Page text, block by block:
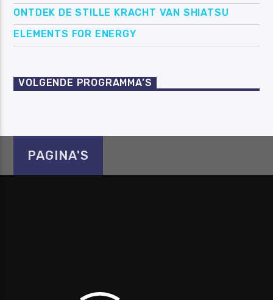
ONTDEK DE STILLE KRACHT VAN SHIATSU
ELEMENTS FOR ENERGY
VOLGENDE PROGRAMMA’S
PAGINA'S